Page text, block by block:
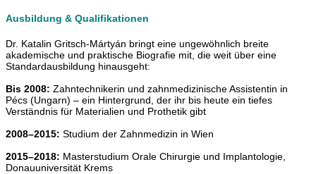
Ausbildung & Qualifikationen
Dr. Katalin Gritsch-Mártyán bringt eine ungewöhnlich breite
akademische und praktische Biografie mit, die weit über eine
Standardausbildung hinausgeht:
Bis 2008: Zahntechnikerin und zahnmedizinische Assistentin in
Pécs (Ungarn) – ein Hintergrund, der ihr bis heute ein tiefes
Verständnis für Materialien und Prothetik gibt
2008–2015: Studium der Zahnmedizin in Wien
2015–2018: Masterstudium Orale Chirurgie und Implantologie,
Donauuniversität Krems